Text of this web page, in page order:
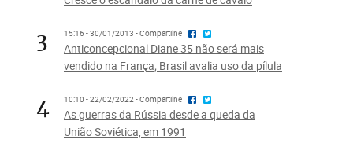
3 15:16 - 30/01/2013 - Compartilhe
Anticoncepcional Diane 35 não será mais
vendido na França; Brasil avalia uso da pílula
4 10:10 - 22/02/2022 - Compartilhe
As guerras da Rússia desde a queda da
União Soviética, em 1991